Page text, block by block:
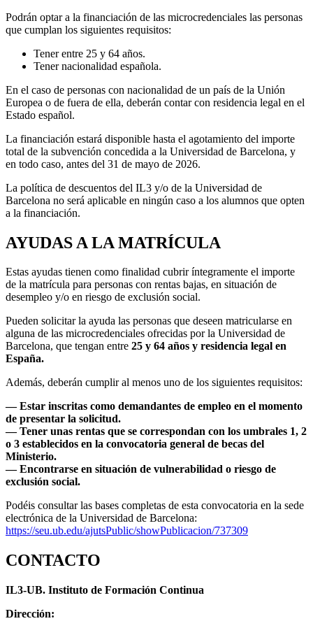
Podrán optar a la financiación de las microcredenciales las personas
que cumplan los siguientes requisitos:
Tener entre 25 y 64 años.
Tener nacionalidad española.
En el caso de personas con nacionalidad de un país de la Unión
Europea o de fuera de ella, deberán contar con residencia legal en el
Estado español.
La financiación estará disponible hasta el agotamiento del importe
total de la subvención concedida a la Universidad de Barcelona, y
en todo caso, antes del 31 de mayo de 2026.
La política de descuentos del IL3 y/o de la Universidad de
Barcelona no será aplicable en ningún caso a los alumnos que opten
a la financiación.
AYUDAS A LA MATRÍCULA
Estas ayudas tienen como finalidad cubrir íntegramente el importe
de la matrícula para personas con rentas bajas, en situación de
desempleo y/o en riesgo de exclusión social.
Pueden solicitar la ayuda las personas que deseen matricularse en
alguna de las microcredenciales ofrecidas por la Universidad de
Barcelona, que tengan entre 25 y 64 años y residencia legal en
España.
Además, deberán cumplir al menos uno de los siguientes requisitos:
— Estar inscritas como demandantes de empleo en el momento
de presentar la solicitud.
— Tener unas rentas que se correspondan con los umbrales 1, 2
o 3 establecidos en la convocatoria general de becas del
Ministerio.
— Encontrarse en situación de vulnerabilidad o riesgo de
exclusión social.
Podéis consultar las bases completas de esta convocatoria en la sede
electrónica de la Universidad de Barcelona:
https://seu.ub.edu/ajutsPublic/showPublicacion/737309
CONTACTO
IL3-UB. Instituto de Formación Continua
Dirección: